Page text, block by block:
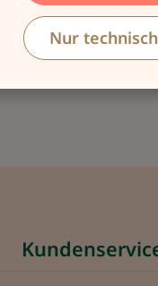
für den direkten
MehrNur